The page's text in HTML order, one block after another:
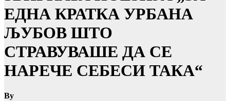
ЕДНА КРАТКА УРБАНА
ЉУБОВ ШТО
СТРАВУВАШЕ ДА СЕ
НАРЕЧЕ СЕБЕСИ ТАКА“
By